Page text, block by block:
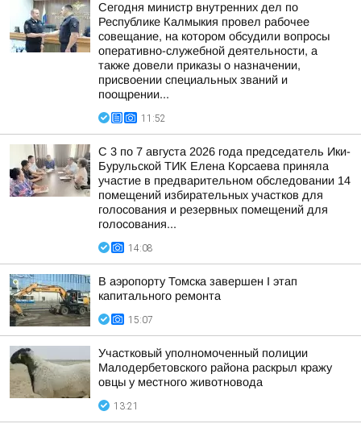
Сегодня министр внутренних дел по
Республике Калмыкия провел рабочее
совещание, на котором обсудили вопросы
оперативно-служебной деятельности, а
также довели приказы о назначении,
присвоении специальных званий и
поощрении...
11:52
С 3 по 7 августа 2026 года председатель Ики-
Бурульской ТИК Елена Корсаева приняла
участие в предварительном обследовании 14
помещений избирательных участков для
голосования и резервных помещений для
голосования...
14:08
В аэропорту Томска завершен I этап
капитального ремонта
15:07
Участковый уполномоченный полиции
Малодербетовского района раскрыл кражу
овцы у местного животновода
13:21